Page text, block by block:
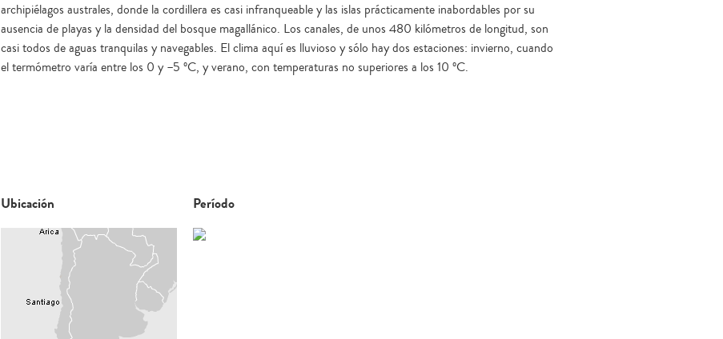
archipiélagos australes, donde la cordillera es casi infranqueable y las islas prácticamente inabordables por su
ausencia de playas y la densidad del bosque magallánico. Los canales, de unos 480 kilómetros de longitud, son
casi todos de aguas tranquilas y navegables. El clima aquí es lluvioso y sólo hay dos estaciones: invierno, cuando
el termómetro varía entre los 0 y –5 ºC, y verano, con temperaturas no superiores a los 10 ºC.
Ubicación Período